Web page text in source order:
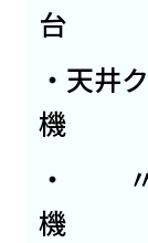
台
・天井
機
・ 〃
機